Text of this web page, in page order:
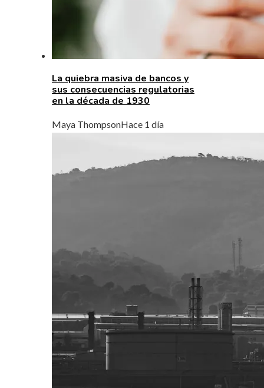
La quiebra masiva de bancos y
sus consecuencias regulatorias
en la década de 1930
Maya ThompsonHace 1 día